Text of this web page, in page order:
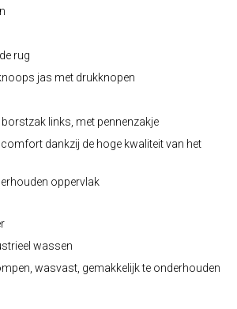
rug
jas met drukknopen
links, met pennenzakje
dankzij de hoge kwaliteit van het
oppervlak
wassen
wasvast, gemakkelijk te onderhouden